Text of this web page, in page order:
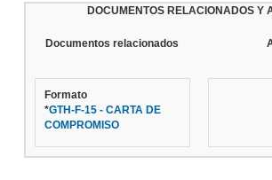
DOCUMENTOS RELACIONADOS Y
Documentos relacionados
Formato
*GTH-F-15 - CARTA DE
COMPROMISO